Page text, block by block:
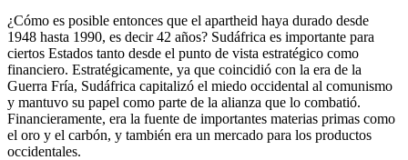
¿Cómo es posible entonces que el apartheid haya durado desde
1948 hasta 1990, es decir 42 años? Sudáfrica es importante para
ciertos Estados tanto desde el punto de vista estratégico como
financiero. Estratégicamente, ya que coincidió con la era de la
Guerra Fría, Sudáfrica capitalizó el miedo occidental al comunismo
y mantuvo su papel como parte de la alianza que lo combatió.
Financieramente, era la fuente de importantes materias primas como
el oro y el carbón, y también era un mercado para los productos
occidentales.